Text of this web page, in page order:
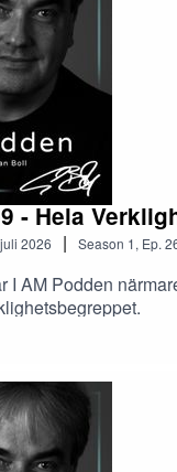
- Hela
2026 | Season 1, Ep.
I AM Podden